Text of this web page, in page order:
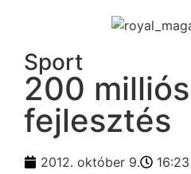
Sport
200 milliós
fejlesztés
2012. október 9. 16:23